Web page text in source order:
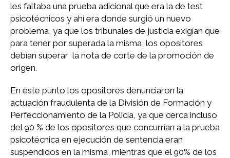
les faltaba una prueba adicional que era la de test
psicotécnicos y ahí era donde surgió un nuevo
problema, ya que los tribunales de justicia exigían que
para tener por superada la misma, los opositores
debían superar la nota de corte de la promoción de
origen.
En este punto los opositores denunciaron la
actuación fraudulenta de la División de Formación y
Perfeccionamiento de la Policia, ya que cerca incluso
del 90 % de los opositores que concurrían a la prueba
psicotécnica en ejecución de sentencia eran
suspendidos en la misma, mientras que el 90% de los